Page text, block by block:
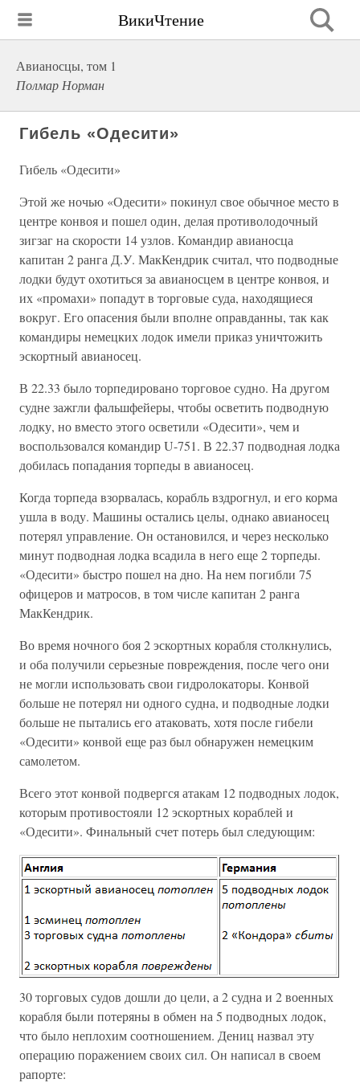
ВикиЧтение
Авианосцы, том 1
Полмар Норман
Гибель «Одесити»
Гибель «Одесити»
Этой же ночью «Одесити» покинул свое обычное место в
центре конвоя и пошел один, делая противолодочный
зигзаг на скорости 14 узлов. Командир авианосца
капитан 2 ранга Д.У. МакКендрик считал, что подводные
лодки будут охотиться за авианосцем в центре конвоя, и
их «промахи» попадут в торговые суда, находящиеся
вокруг. Его опасения были вполне оправданны, так как
командиры немецких лодок имели приказ уничтожить
эскортный авианосец.
В 22.33 было торпедировано торговое судно. На другом
судне зажгли фальшфейеры, чтобы осветить подводную
лодку, но вместо этого осветили «Одесити», чем и
воспользовался командир U-751. В 22.37 подводная лодка
добилась попадания торпеды в авианосец.
Когда торпеда взорвалась, корабль вздрогнул, и его корма
ушла в воду. Машины остались целы, однако авианосец
потерял управление. Он остановился, и через несколько
минут подводная лодка всадила в него еще 2 торпеды.
«Одесити» быстро пошел на дно. На нем погибли 75
офицеров и матросов, в том числе капитан 2 ранга
МакКендрик.
Во время ночного боя 2 эскортных корабля столкнулись,
и оба получили серьезные повреждения, после чего они
не могли использовать свои гидролокаторы. Конвой
больше не потерял ни одного судна, и подводные лодки
больше не пытались его атаковать, хотя после гибели
«Одесити» конвой еще раз был обнаружен немецким
самолетом.
Всего этот конвой подвергся атакам 12 подводных лодок,
которым противостояли 12 эскортных кораблей и
«Одесити». Финальный счет потерь был следующим:
30 торговых судов дошли до цели, а 2 судна и 2 военных
корабля были потеряны в обмен на 5 подводных лодок,
что было неплохим соотношением. Дениц назвал эту
операцию поражением своих сил. Он написал в своем
рапорте: